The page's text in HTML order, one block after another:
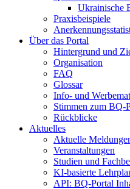
Ukrainische
Praxisbeispiele
Über das Portal
Hintergrund und
Organisation
FAQ
Glossar
Info- und
Stimmen zum BQ-
Rückblicke
Aktuelles
Aktuelle
Veranstaltungen
Studien und
KI-basierte
API: BQ-Portal